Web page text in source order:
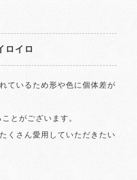
ロイロ
ているため形や色に個体差が
とがございます。
くさん愛用していただきたい